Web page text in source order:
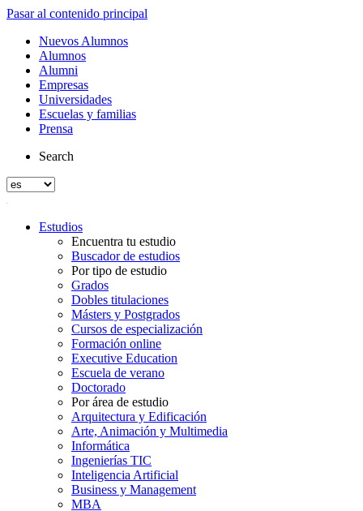
Pasar al contenido principal
Nuevos Alumnos
Alumnos
Alumni
Empresas
Universidades
Escuelas y familias
Prensa
Search
Estudios
Encuentra tu estudio
Buscador de estudios
Por tipo de estudio
Grados
Dobles titulaciones
Másters y Postgrados
Cursos de especialización
Formación online
Executive Education
Escuela de verano
Doctorado
Por área de estudio
Arquitectura y Edificación
Arte, Animación y Multimedia
Informática
Ingenierías TIC
Inteligencia Artificial
Business y Management
MBA